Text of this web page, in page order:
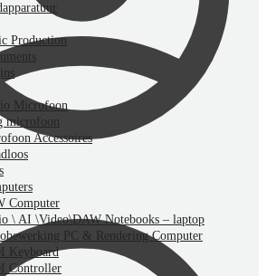
Production
Microfoon
microfoon
Accessoires
Computer
\ AI \Video\DAW Notebooks – laptop
PC & Rendering Computer
Keyboard
Controller